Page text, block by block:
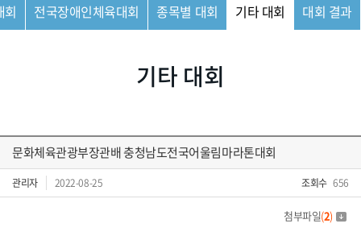
회 전국장애인체육대회 종목별 대회 기타 대회 대회 결과
기타 대회
문화체육관광부장관배 충청남도전국어울림마라톤대회
관리자 2022-08-25 조회수 656
첨부파일(2)